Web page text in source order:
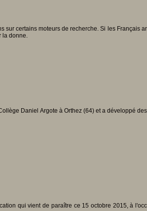
sur certains moteurs de recherche. Si les Français
la donne.
Daniel Argote à Orthez (64) et a développé
qui vient de paraître ce 15 octobre 2015, à